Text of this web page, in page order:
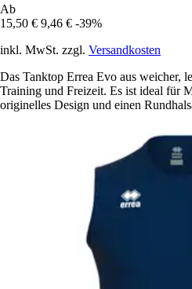
Ab
15,50 € 9,46 € -39%
inkl. MwSt. zzgl. Versandkosten
Das Tanktop Errea Evo aus weicher,
Training und Freizeit. Es ist ideal für
originelles Design und einen